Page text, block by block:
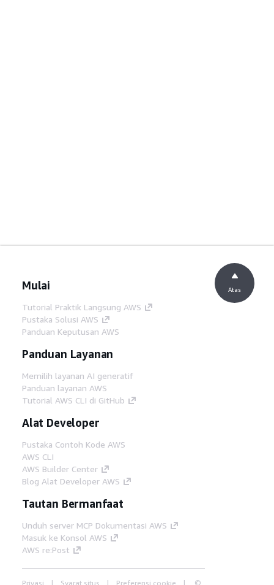
Mulai
Tutorial Praktik Langsung AWS
Pustaka Solusi AWS
Panduan Keputusan AWS
Panduan Layanan
Memilih layanan AI generatif
Panduan layanan AWS
Tutorial AWS CLI di GitHub
Alat Developer
Pustaka Contoh Kode AWS
AWS CLI
AWS Builder Center
Blog Alat Developer AWS
Tautan Bermanfaat
Unduh server MCP Dokumentasi AWS
Masuk ke Konsol AWS
AWS re:Post
Privasi Syarat situs Preferensi cookie ©
Atas